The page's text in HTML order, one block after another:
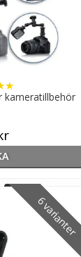
kameratillbehör
★
6 varianter